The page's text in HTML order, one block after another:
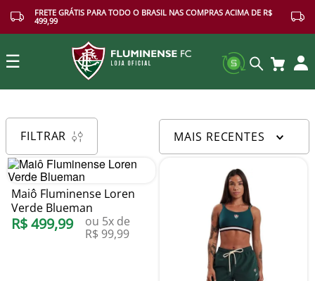
FRETE GRÁTIS PARA TODO O BRASIL NAS COMPRAS ACIMA DE R$
499,99
☰
FILTRAR MAIS RECENTES
Maiô Fluminense Loren
Verde Blueman
R$499,99 ou 5x de
R$ 99,99